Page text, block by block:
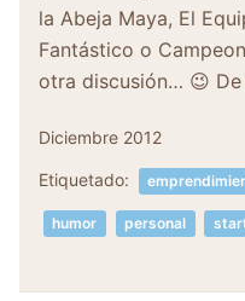
la Abeja Maya, El
Fantástico o
otra discusión… 😉
Diciembre 2012
Etiquetado:
humor personal